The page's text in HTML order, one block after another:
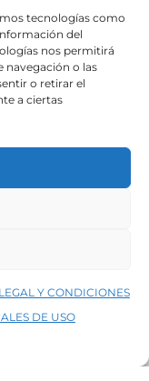
tecnologías como
del
nos permitirá
o las
o retirar el
a ciertas
Y CONDICIONES
DE USO
PRIMERACOMPRA
de venta
web
derechos